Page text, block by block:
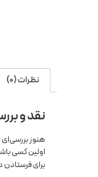
نظرات (0)
نقد و
هنوز
اولین کسی
برای فرستادن